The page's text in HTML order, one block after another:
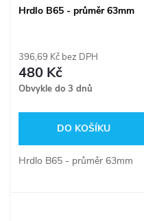
Hrdlo B65 - průměr 63mm
396,69 Kč bez DPH
480 Kč
Obvykle do 3 dnů
DO KOŠÍKU
Hrdlo B65 - průměr 63mm